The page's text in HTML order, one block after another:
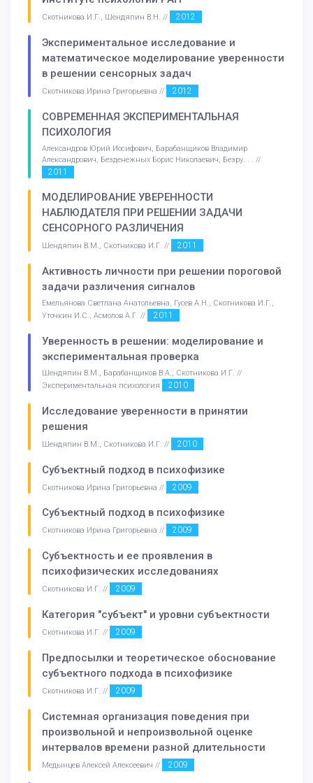
Скотникова И.Г., Шендяпин В.Н. // 2012
Экспериментальное исследование и
математическое моделирование уверенности
в решении сенсорных задач
Скотникова Ирина Григорьевна // 2012
СОВРЕМЕННАЯ ЭКСПЕРИМЕНТАЛЬНАЯ
ПСИХОЛОГИЯ
Александров Юрий Иосифович, Барабанщиков Владимир
Александрович, Безденежных Борис Николаевич, Безру. . . //
2011
МОДЕЛИРОВАНИЕ УВЕРЕННОСТИ
НАБЛЮДАТЕЛЯ ПРИ РЕШЕНИИ ЗАДАЧИ
СЕНСОРНОГО РАЗЛИЧЕНИЯ
Шендяпин В.М., Скотникова И.Г. // 2011
Активность личности при решении пороговой
задачи различения сигналов
Емельянова Светлана Анатольевна, Гусев А.Н., Скотникова И.Г.,
Уточкин И.С., Асмолов А.Г. //
2011
Уверенность в решении: моделирование и
экспериментальная проверка
Шендяпин В.М., Барабанщиков В.А., Скотникова И.Г. //
Экспериментальная психология
2010
Исследование уверенности в принятии
решения
Шендяпин В.М., Скотникова И.Г. // 2010
Субъектный подход в психофизике
Скотникова Ирина Григорьевна // 2009
Субъектный подход в психофизике
Скотникова Ирина Григорьевна // 2009
Субъектность и ее проявления в
психофизических исследованиях
Скотникова И.Г. // 2009
Категория "субъект" и уровни субъектности
Скотникова И.Г. // 2009
Предпосылки и теоретическое обоснование
субъектного подхода в психофизике
Скотникова И.Г. // 2009
Системная организация поведения при
произвольной и непроизвольной оценке
интервалов времени разной длительности
Медынцев Алексей Алексеевич // 2009